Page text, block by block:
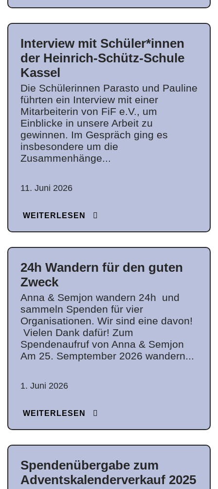
Interview mit Schüler*innen
der Heinrich-Schütz-Schule
Kassel
Die Schülerinnen Parasto und Pauline
führten ein Interview mit einer
Mitarbeiterin von FiF e.V., um
Einblicke in unsere Arbeit zu
gewinnen. Im Gespräch ging es
insbesondere um die
Zusammenhänge...
11. Juni 2026
WEITERLESEN
24h Wandern für den guten
Zweck
Anna & Semjon wandern 24h und
sammeln Spenden für vier
Organisationen. Wir sind eine davon!
Vielen Dank dafür! Zum
Spendenaufruf von Anna & Semjon
Am 25. Semptember 2026 wandern...
1. Juni 2026
WEITERLESEN
Spendenübergabe zum
Adventskalenderverkauf 2025